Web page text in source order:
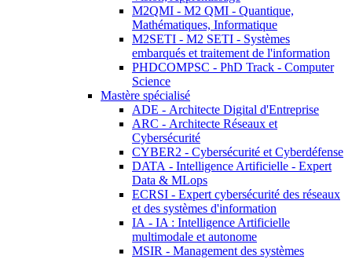
M2QMI - M2 QMI - Quantique,
Mathématiques, Informatique
M2SETI - M2 SETI - Systèmes
embarqués et traitement de l'information
PHDCOMPSC - PhD Track - Computer
Science
Mastère spécialisé
ADE - Architecte Digital d'Entreprise
ARC - Architecte Réseaux et
Cybersécurité
CYBER2 - Cybersécurité et Cyberdéfense
DATA - Intelligence Artificielle - Expert
Data & MLops
ECRSI - Expert cybersécurité des réseaux
et des systèmes d'information
IA - IA : Intelligence Artificielle
multimodale et autonome
MSIR - Management des systèmes